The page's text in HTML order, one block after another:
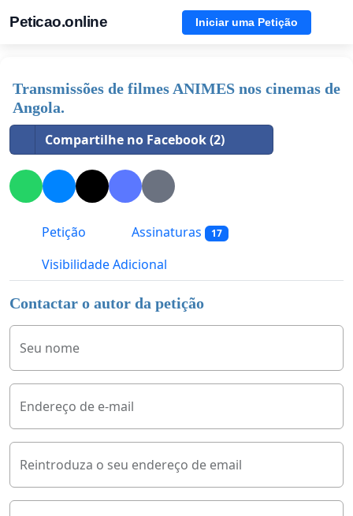
Peticao.online Iniciar uma Petição
Transmissões de filmes ANIMES nos cinemas de
Angola.
Compartilhe no Facebook (2)
Petição Assinaturas 17
Visibilidade Adicional
Contactar o autor da petição
Seu nome
Endereço de e-mail
Reintroduza o seu endereço de email